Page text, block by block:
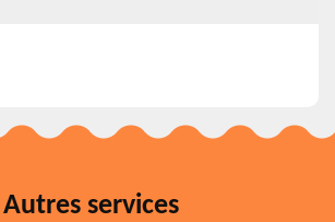
Autres services